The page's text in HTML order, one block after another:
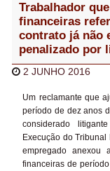
Trabalhador
financeiras
contrato já não
penalizado por
2 JUNHO 2016
Um reclamante que
período de dez anos
considerado
Execução do
empregado anexou
financeiras de